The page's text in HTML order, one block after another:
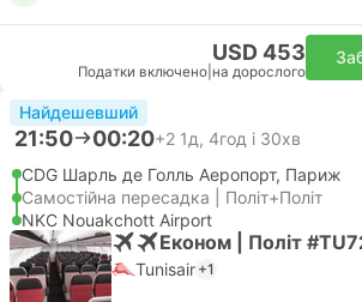
USD 453
Податки включено на дорослого
Найдешевший
21:50 00:20+2 1д, 4год і 30хв
CDG Шарль де Голль Аеропорт, Париж
Самостійна пересадка | Політ+Політ
NKC Nouakchott Airport
Економ | Політ
Tunisair +1